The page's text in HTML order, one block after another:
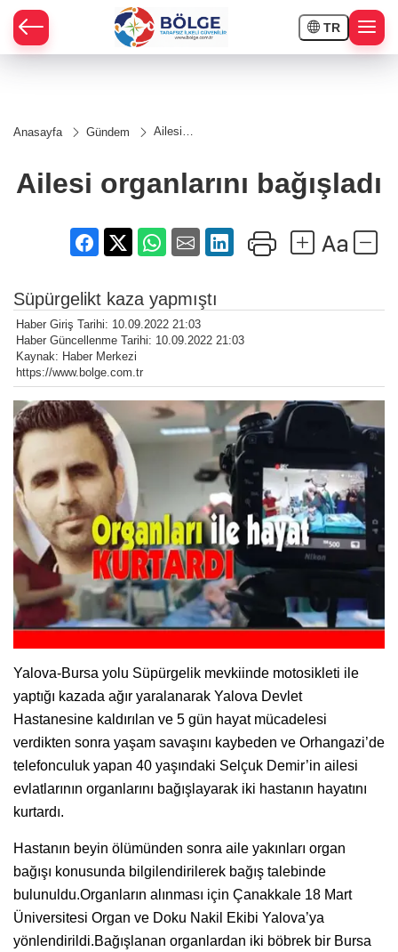
TR
Anasayfa Gündem
Ailesi
Ailesi organlarını bağışladı
Süpürgelikt kaza yapmıştı
Haber Giriş Tarihi: 10.09.2022 21:03
Haber Güncellenme Tarihi: 10.09.2022 21:03
Kaynak: Haber Merkezi
https://www.bolge.com.tr
Yalova-Bursa yolu Süpürgelik mevkiinde motosikleti ile
yaptığı kazada ağır yaralanarak Yalova Devlet
Hastanesine kaldırılan ve 5 gün hayat mücadelesi
verdikten sonra yaşam savaşını kaybeden ve Orhangazi’de
telefonculuk yapan 40 yaşındaki Selçuk Demir’in ailesi
evlatlarının organlarını bağışlayarak iki hastanın hayatını
kurtardı.
Hastanın beyin ölümünden sonra aile yakınları organ
bağışı konusunda bilgilendirilerek bağış talebinde
bulunuldu.Organların alınması için Çanakkale 18 Mart
Üniversitesi Organ ve Doku Nakil Ekibi Yalova’ya
yönlendirildi.Bağışlanan organlardan iki böbrek bir Bursa